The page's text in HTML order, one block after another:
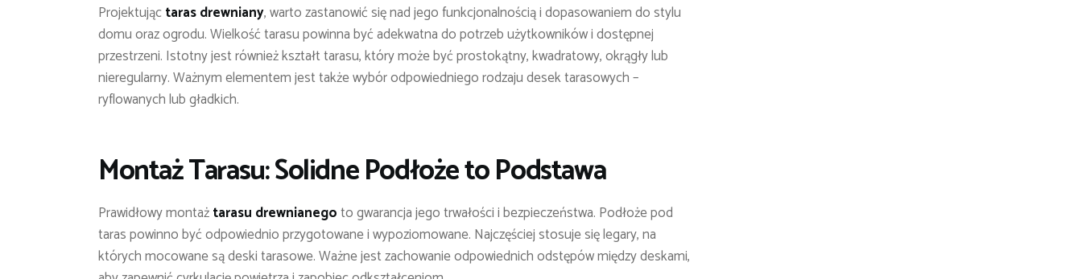
Projektująctaras drewniany, warto zastanowić się nad jego funkcjonalnością i dopasowaniem do stylu
domu oraz ogrodu. Wielkość tarasu powinna być adekwatna do potrzeb użytkowników i dostępnej
przestrzeni. Istotny jest również kształt tarasu, który może być prostokątny, kwadratowy, okrągły lub
nieregularny. Ważnym elementem jest także wybór odpowiedniego rodzaju desek tarasowych –
ryflowanych lub gładkich.
Montaż Tarasu: Solidne Podłoże to Podstawa
Prawidłowy montażtarasu drewnianegoto gwarancja jego trwałości i bezpieczeństwa. Podłoże pod
taras powinno być odpowiednio przygotowane i wypoziomowane. Najczęściej stosuje się legary, na
których mocowane są deski tarasowe. Ważne jest zachowanie odpowiednich odstępów między deskami,